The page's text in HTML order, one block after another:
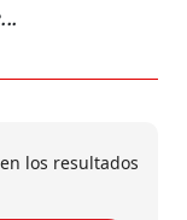
los resultados